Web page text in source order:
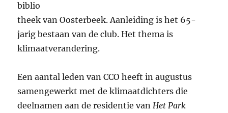
biblio
theek van Oosterbeek. Aanleiding is het 65-
jarig bestaan van de club. Het thema is
klimaatverandering.
Een aantal leden van CCO heeft in augustus
samengewerkt met de klimaatdichters die
deelnamen aan de residentie vanHet Park